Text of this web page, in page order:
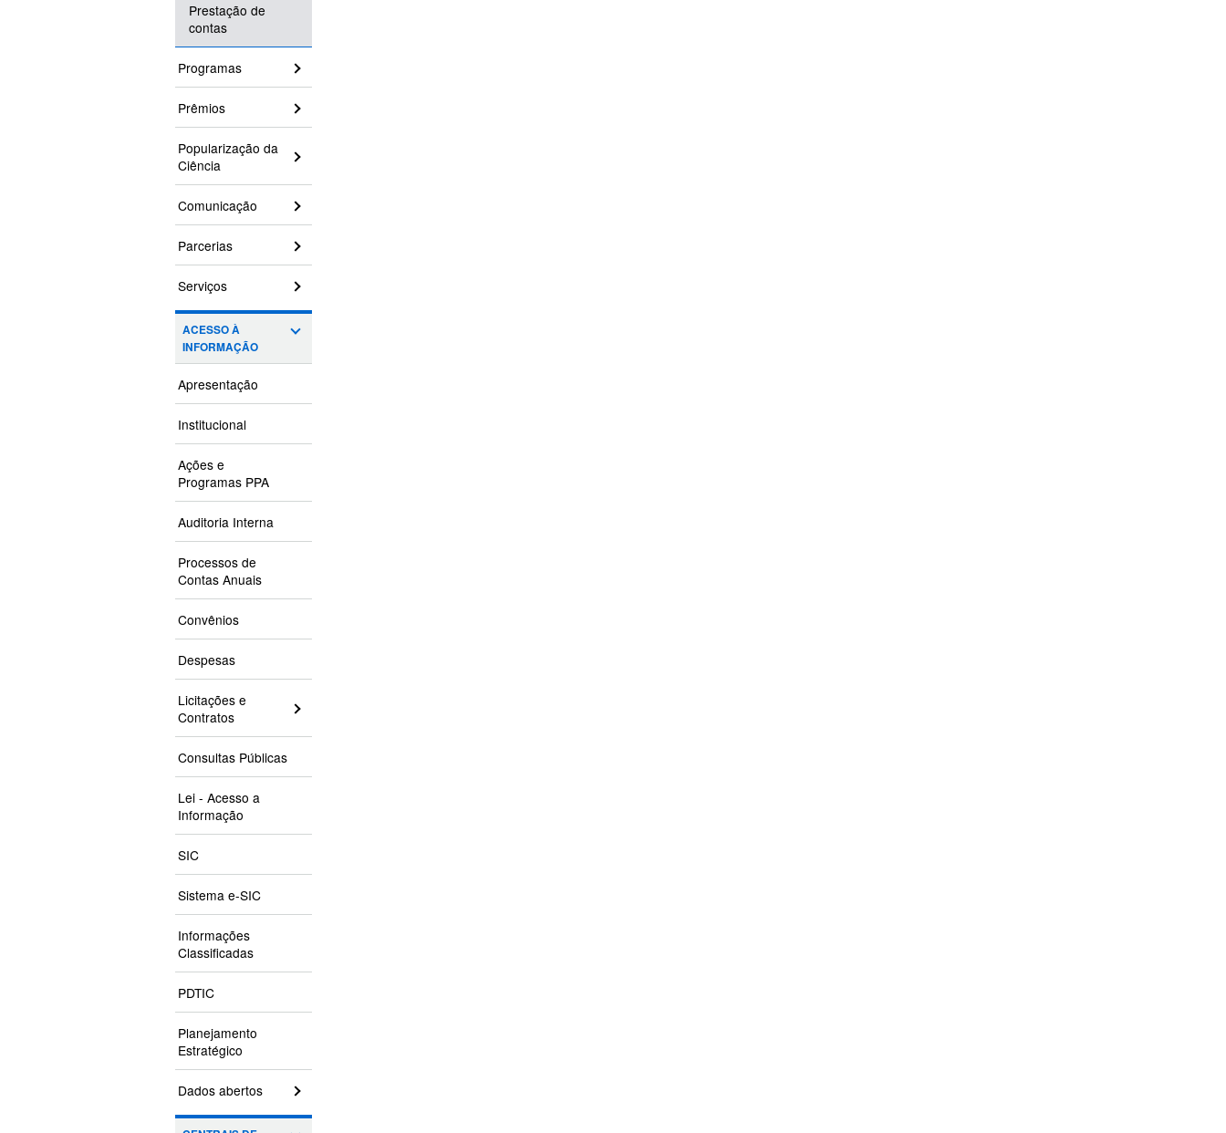
Prestação de
contas
Programas
Prêmios
Popularização da
Ciência
Comunicação
Parcerias
Serviços
ACESSO À
INFORMAÇÃO
Apresentação
Institucional
Ações e
Programas PPA
Auditoria Interna
Processos de
Contas Anuais
Convênios
Despesas
Licitações e
Contratos
Consultas Públicas
Lei - Acesso a
Informação
SIC
Sistema e-SIC
Informações
Classificadas
PDTIC
Planejamento
Estratégico
Dados abertos